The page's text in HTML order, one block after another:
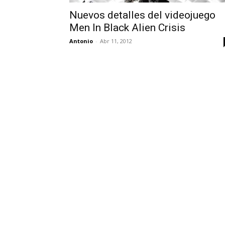
Nuevos detalles del videojuego
Men In Black Alien Crisis
Antonio - Abr 11, 2012